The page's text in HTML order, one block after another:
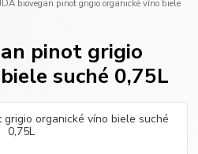
biovegan pinot grigio organické víno biele
pinot grigio
suché 0,75L